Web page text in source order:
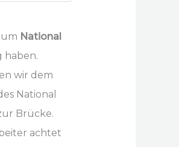
National
haben.
wir dem
National
Brücke.
achtet